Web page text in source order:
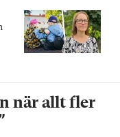
när allt fler